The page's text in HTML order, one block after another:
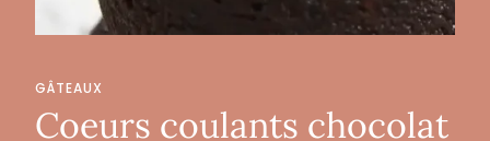
GÂTEAUX
Coeurs coulants chocolat